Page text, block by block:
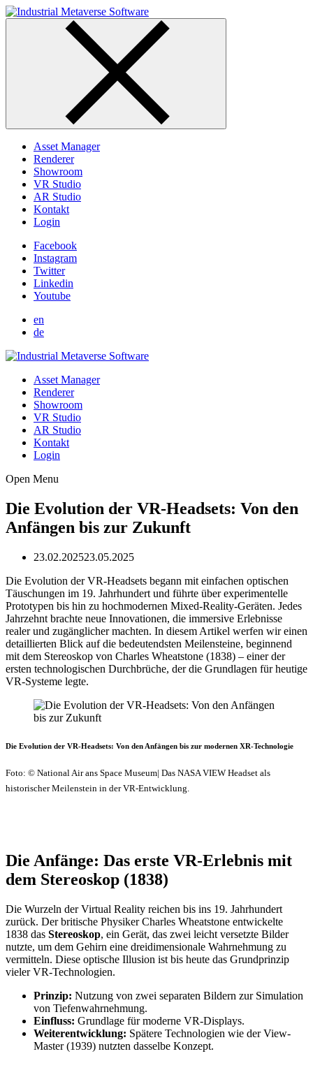
Skip
to
Asset Manager
Renderer
Showroom
VR Studio
AR Studio
Kontakt
Login
Facebook
Instagram
Twitter
Linkedin
Youtube
en
de
Asset Manager
Renderer
Showroom
VR Studio
AR Studio
Kontakt
Login
Open Menu
Die Evolution der VR-Headsets: Von den
Anfängen bis zur Zukunft
23.02.202523.05.2025
Die Evolution der VR-Headsets begann mit einfachen optischen
Täuschungen im 19. Jahrhundert und führte über experimentelle
Prototypen bis hin zu hochmodernen Mixed-Reality-Geräten. Jedes
Jahrzehnt brachte neue Innovationen, die immersive Erlebnisse
realer und zugänglicher machten. In diesem Artikel werfen wir einen
detaillierten Blick auf die bedeutendsten Meilensteine, beginnend
mit dem Stereoskop von Charles Wheatstone (1838) – einer der
ersten technologischen Durchbrüche, der die Grundlagen für heutige
VR-Systeme legte.
Die Evolution der VR-Headsets: Von den Anfängen bis zur modernen XR-Technologie
Foto: © National Air ans Space Museum| Das NASA VIEW Headset als
historischer Meilenstein in der VR-Entwicklung.
Die Anfänge: Das erste VR-Erlebnis mit
dem Stereoskop (1838)
Die Wurzeln der Virtual Reality reichen bis ins 19. Jahrhundert
zurück. Der britische Physiker Charles Wheatstone entwickelte
1838 das Stereoskop, ein Gerät, das zwei leicht versetzte Bilder
nutzte, um dem Gehirn eine dreidimensionale Wahrnehmung zu
vermitteln. Diese optische Illusion ist bis heute das Grundprinzip
vieler VR-Technologien.
Prinzip: Nutzung von zwei separaten Bildern zur Simulation
von Tiefenwahrnehmung.
Einfluss: Grundlage für moderne VR-Displays.
Weiterentwicklung: Spätere Technologien wie der View-
Master (1939) nutzten dasselbe Konzept.